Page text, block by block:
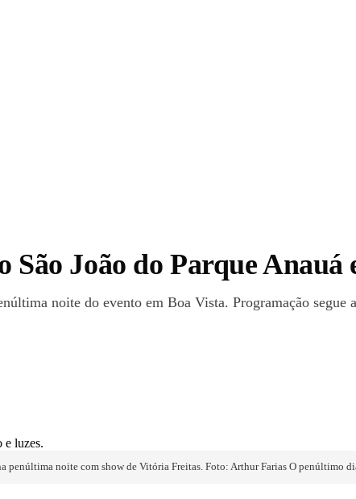
João do Parque Anauá
noite do evento em Boa Vista. Programação segue
penúltima noite com show de Vitória Freitas. Foto: Arthur Farias O penúltimo